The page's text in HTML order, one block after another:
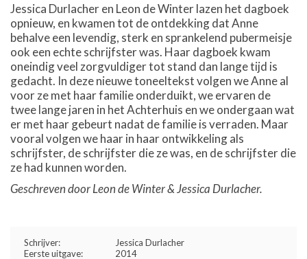
Jessica Durlacher en Leon de Winter lazen het dagboek
opnieuw, en kwamen tot de ontdekking dat Anne
behalve een levendig, sterk en sprankelend pubermeisje
ook een echte schrijfster was. Haar dagboek kwam
oneindig veel zorgvuldiger tot stand dan lange tijd is
gedacht. In deze nieuwe toneeltekst volgen we Anne al
voor ze met haar familie onderduikt, we ervaren de
twee lange jaren in het Achterhuis en we ondergaan wat
er met haar gebeurt nadat de familie is verraden. Maar
vooral volgen we haar in haar ontwikkeling als
schrijfster, de schrijfster die ze was, en de schrijfster die
ze had kunnen worden.
Geschreven door Leon de Winter & Jessica Durlacher.
Schrijver:
Jessica Durlacher
Eerste uitgave:
2014